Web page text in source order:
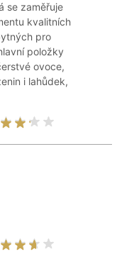
se zaměřuje
kvalitních
pro
položky
ovoce,
i lahůdek,